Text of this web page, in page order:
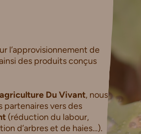
l’approvisionnement de
des produits conçus
Du Vivant, nous
vers des
(réduction du labour,
d’arbres et de haies…).